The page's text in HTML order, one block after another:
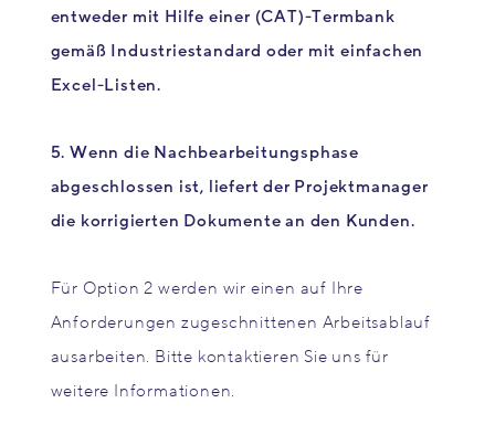
entweder mit Hilfe einer (CAT)-Termbank
gemäß Industriestandard oder mit einfachen
Excel-Listen.
5. Wenn die Nachbearbeitungsphase
abgeschlossen ist, liefert der Projektmanager
die korrigierten Dokumente an den Kunden.
Für Option 2 werden wir einen auf Ihre
Anforderungen zugeschnittenen Arbeitsablauf
ausarbeiten. Bitte kontaktieren Sie uns für
weitere Informationen.